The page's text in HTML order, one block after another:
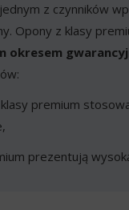
z czynników
Opony z klasy
okresem
premium
prezentują